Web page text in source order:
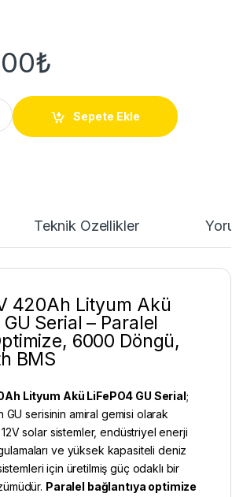
₺
Akü GU Serial | LiFePO4 quantity
Sepete Ekle
Teknik Özellikler
420Ah Lityum Akü
GU Serial – Paralel
6000 Döngü,
BMS
Lityum Akü LiFePO4 GU Serial;
GU serisinin amiral gemisi olarak
solar sistemler, endüstriyel enerji
ve yüksek kapasiteli deniz
için üretilmiş güç odaklı bir
Paralel bağlantıya optimize